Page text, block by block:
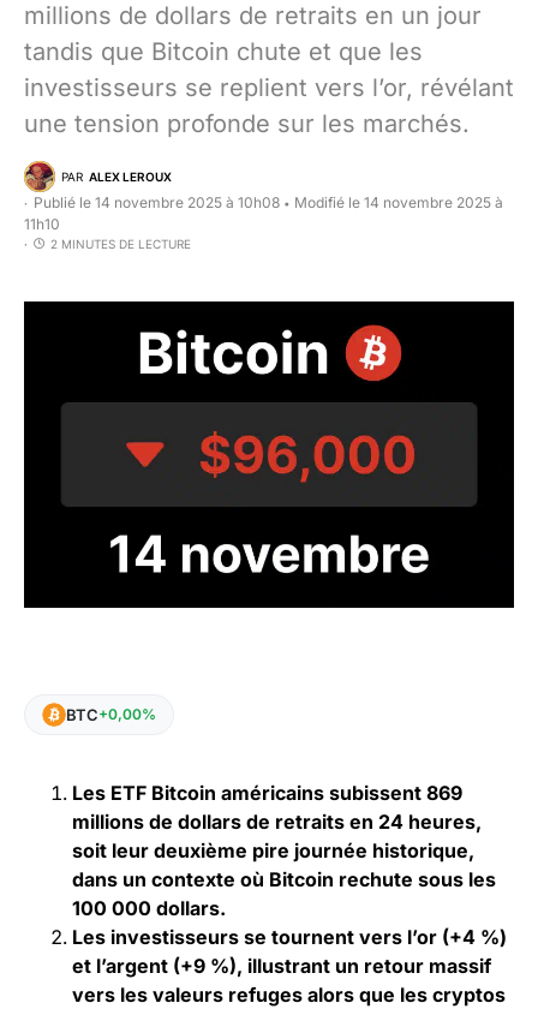
millions de dollars de retraits en un jour
tandis que Bitcoin chute et que les
investisseurs se replient vers l’or, révélant
une tension profonde sur les marchés.
PAR ALEX LEROUX
Publié le 14 novembre 2025 à 10h08 • Modifié le 14 novembre 2025 à
11h10
2 MINUTES DE LECTURE
BTC+0,00%
Les ETF Bitcoin américains subissent 869
millions de dollars de retraits en 24 heures,
soit leur deuxième pire journée historique,
dans un contexte où Bitcoin rechute sous les
100 000 dollars.
Les investisseurs se tournent vers l’or (+4 %)
et l’argent (+9 %), illustrant un retour massif
vers les valeurs refuges alors que les cryptos